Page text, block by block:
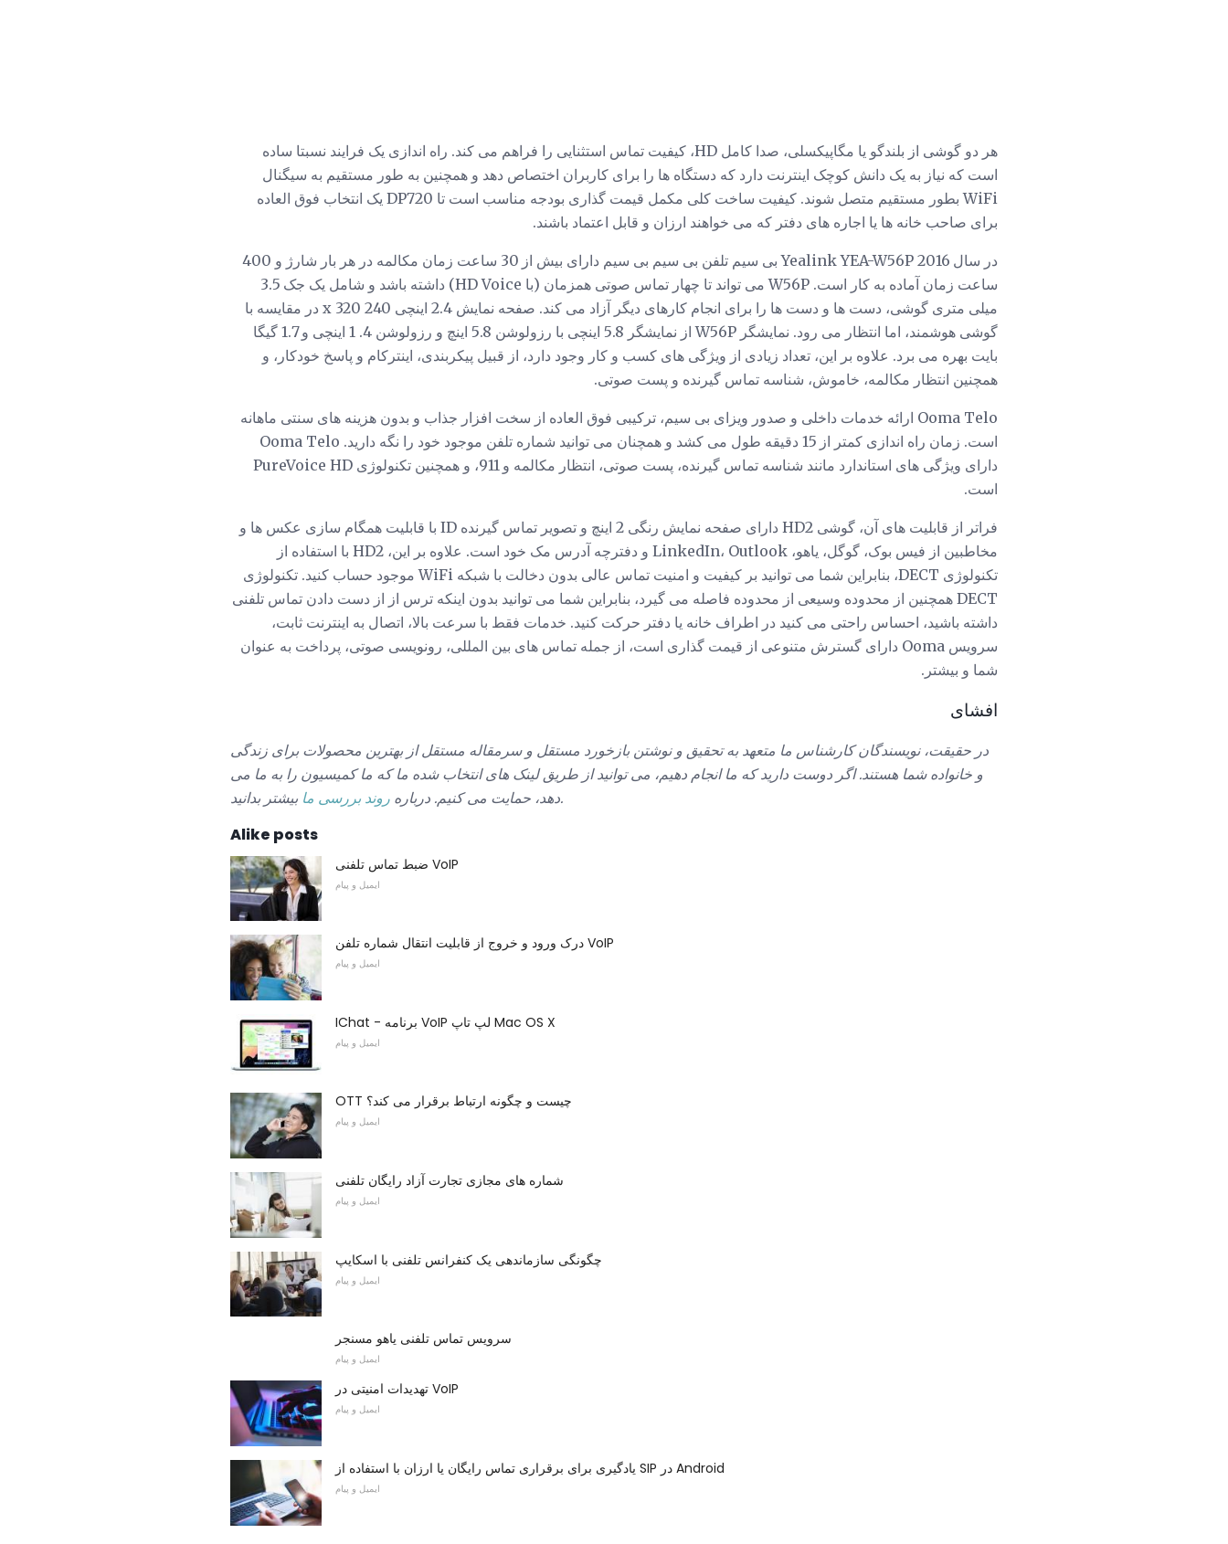
هر دو گوشی از بلندگو یا مگاپیکسلی، صدا کامل HD، کیفیت تماس استثنایی را فراهم می کند. راه اندازی یک فرایند نسبتا ساده
است که نیاز به یک دانش کوچک اینترنت دارد که دستگاه ها را برای کاربران اختصاص دهد و همچنین به طور مستقیم به سیگنال
WiFi بطور مستقیم متصل شوند. کیفیت ساخت کلی مکمل قیمت گذاری بودجه مناسب است تا DP720 یک انتخاب فوق العاده
برای صاحب خانه ها یا اجاره های دفتر که می خواهند ارزان و قابل اعتماد باشند.
در سال 2016 Yealink YEA-W56P بی سیم تلفن بی سیم بی سیم دارای بیش از 30 ساعت زمان مکالمه در هر بار شارژ و 400
ساعت زمان آماده به کار است. W56P می تواند تا چهار تماس صوتی همزمان (با HD Voice) داشته باشد و شامل یک جک 3.5
میلی متری گوشی، دست ها و دست ها را برای انجام کارهای دیگر آزاد می کند. صفحه نمایش 2.4 اینچی 240 x 320 در مقایسه با
گوشی هوشمند، اما انتظار می رود. نمایشگر W56P از نمایشگر 5.8 اینچی با رزولوشن 5.8 اینچ و رزولوشن 4. 1 اینچی و 1.7 گیگا
بایت بهره می برد. علاوه بر این، تعداد زیادی از ویژگی های کسب و کار وجود دارد، از قبیل پیکربندی، اینترکام و پاسخ خودکار، و
همچنین انتظار مکالمه، خاموش، شناسه تماس گیرنده و پست صوتی.
Ooma Telo ارائه خدمات داخلی و صدور ویزای بی سیم، ترکیبی فوق العاده از سخت افزار جذاب و بدون هزینه های سنتی ماهانه
است. زمان راه اندازی کمتر از 15 دقیقه طول می کشد و همچنان می توانید شماره تلفن موجود خود را نگه دارید. Ooma Telo
دارای ویژگی های استاندارد مانند شناسه تماس گیرنده، پست صوتی، انتظار مکالمه و 911، و همچنین تکنولوژی PureVoice HD
است.
فراتر از قابلیت های آن، گوشی HD2 دارای صفحه نمایش رنگی 2 اینچ و تصویر تماس گیرنده ID با قابلیت همگام سازی عکس ها و
مخاطبین از فیس بوک، گوگل، یاهو، LinkedIn، Outlook و دفترچه آدرس مک خود است. علاوه بر این، HD2 با استفاده از
تکنولوژی DECT، بنابراین شما می توانید بر کیفیت و امنیت تماس عالی بدون دخالت با شبکه WiFi موجود حساب کنید. تکنولوژی
DECT همچنین از محدوده وسیعی از محدوده فاصله می گیرد، بنابراین شما می توانید بدون اینکه ترس از از دست دادن تماس تلفنی
داشته باشید، احساس راحتی می کنید در اطراف خانه یا دفتر حرکت کنید. خدمات فقط با سرعت بالا، اتصال به اینترنت ثابت،
سرویس Ooma دارای گسترش متنوعی از قیمت گذاری است، از جمله تماس های بین المللی، رونویسی صوتی، پرداخت به عنوان
شما و بیشتر.
افشای
در حقیقت، نویسندگان کارشناس ما متعهد به تحقیق و نوشتن بازخورد مستقل و سرمقاله مستقل از بهترین محصولات برای زندگی
و خانواده شما هستند. اگر دوست دارید که ما انجام دهیم، می توانید از طریق لینک های انتخاب شده ما که ما کمیسیون را به ما می
دهد، حمایت می کنیم. درباره روند بررسی ما
بیشتر بدانید.
Alike posts
ضبط تماس تلفنی VoIP
ایمیل و پیام
درک ورود و خروج از قابلیت انتقال شماره تلفن VoIP
ایمیل و پیام
IChat - برنامه VoIP لپ تاپ Mac OS X
ایمیل و پیام
OTT چیست و چگونه ارتباط برقرار می کند؟
ایمیل و پیام
شماره های مجازی تجارت آزاد رایگان تلفنی
ایمیل و پیام
چگونگی سازماندهی یک کنفرانس تلفنی با اسکایپ
ایمیل و پیام
سرویس تماس تلفنی یاهو مسنجر
ایمیل و پیام
تهدیدات امنیتی در VoIP
ایمیل و پیام
یادگیری برای برقراری تماس رایگان یا ارزان با استفاده از SIP در Android
ایمیل و پیام